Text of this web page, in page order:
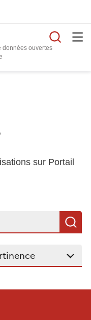
données ouvertes
sur Portail